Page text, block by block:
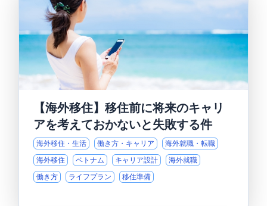
【海外移住】移住前に将来のキャリ
アを考えておかないと失敗する件
海外移住・生活 働き方・キャリア
海外就職・転職
海外移住
ベトナム キャリア設計
海外就職
働き方
ライフプラン 移住準備